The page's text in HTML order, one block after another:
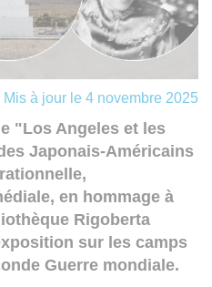
Mis à jour le 4 novembre 2025
"Los Angeles et les
Japonais-Américains
en hommage à
Rigoberta
sur les camps
Guerre mondiale.